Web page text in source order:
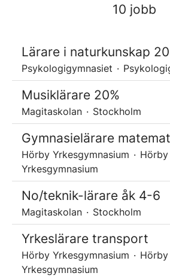
10 jobb
Lärare i naturkunskap
Psykologigymnasiet ·
Musiklärare 20%
Magitaskolan · Stockholm
Gymnasielärare
Hörby Yrkesgymnasium · Hörby
Yrkesgymnasium
No/teknik-lärare åk 4-6
Magitaskolan · Stockholm
Yrkeslärare transport
Hörby Yrkesgymnasium · Hörby
Yrkesgymnasium